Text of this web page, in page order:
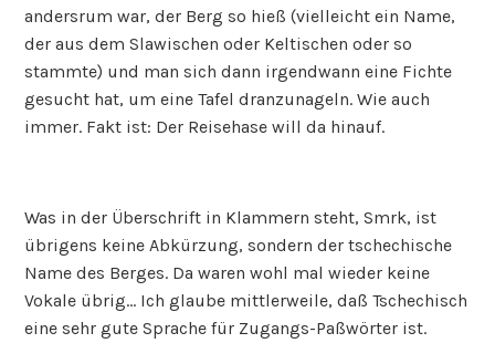
andersrum war, der Berg so hieß (vielleicht ein Name,
der aus dem Slawischen oder Keltischen oder so
stammte) und man sich dann irgendwann eine Fichte
gesucht hat, um eine Tafel dranzunageln. Wie auch
immer. Fakt ist: Der Reisehase will da hinauf.
Was in der Überschrift in Klammern steht, Smrk, ist
übrigens keine Abkürzung, sondern der tschechische
Name des Berges. Da waren wohl mal wieder keine
Vokale übrig… Ich glaube mittlerweile, daß Tschechisch
eine sehr gute Sprache für Zugangs-Paßwörter ist.